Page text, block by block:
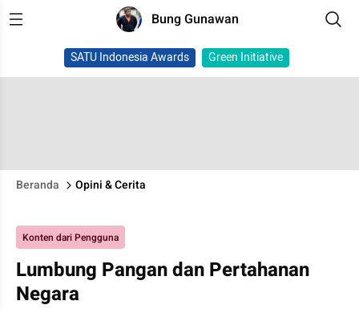
Bung Gunawan
SATU Indonesia Awards Green Initiative
Beranda Opini & Cerita
Konten dari Pengguna
Lumbung Pangan dan Pertahanan
Negara